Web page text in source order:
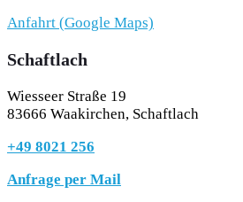
Anfahrt (Google Maps)
Schaftlach
Wiesseer Straße 19
83666 Waakirchen, Schaftlach
+49 8021 256
Anfrage per Mail